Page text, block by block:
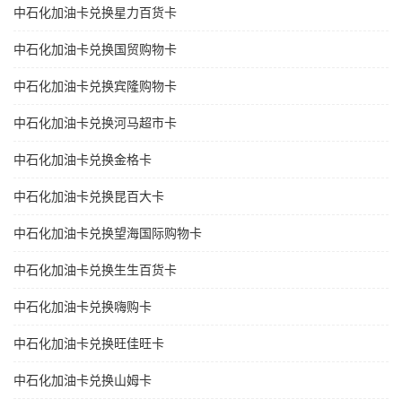
中石化加油卡兑换星力百货卡
中石化加油卡兑换国贸购物卡
中石化加油卡兑换宾隆购物卡
中石化加油卡兑换河马超市卡
中石化加油卡兑换金格卡
中石化加油卡兑换昆百大卡
中石化加油卡兑换望海国际购物卡
中石化加油卡兑换生生百货卡
中石化加油卡兑换嗨购卡
中石化加油卡兑换旺佳旺卡
中石化加油卡兑换山姆卡